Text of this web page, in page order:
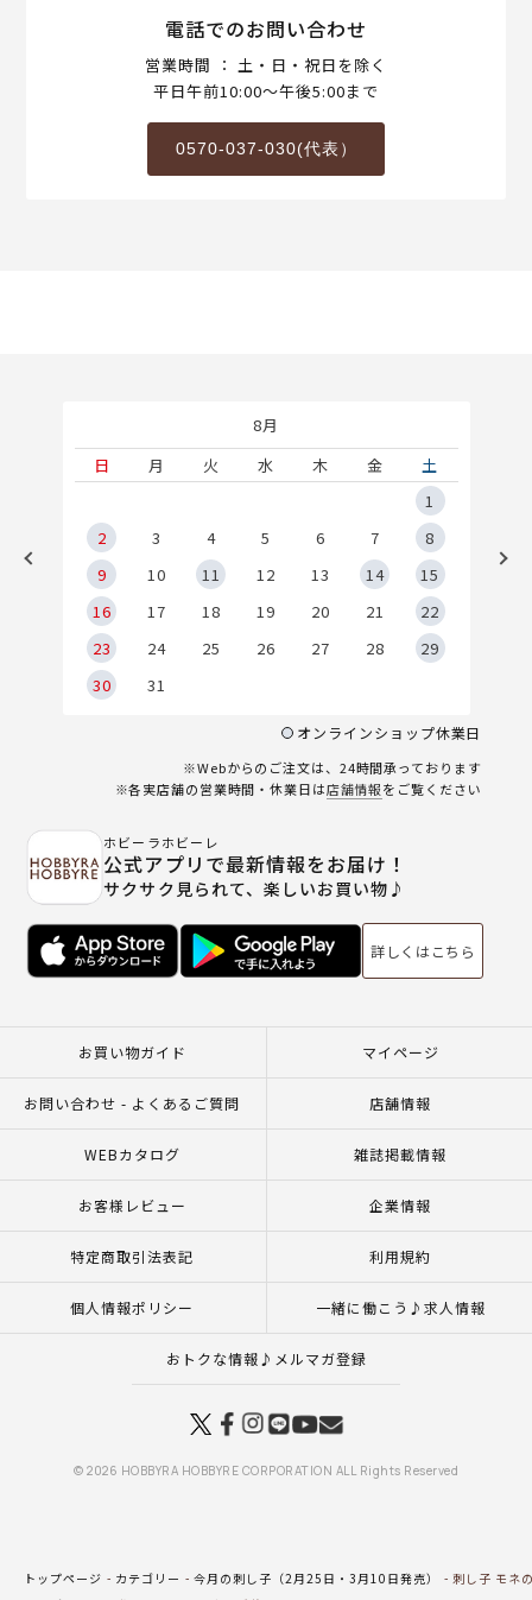
電話でのお問い合わせ
営業時間 ： 土・日・祝日を除く
平日午前10:00～午後5:00まで
0570-037-030(代表）
8月
日
月 火 水 木 金
土
1
2
3 4 5 6 7
8
9
10 11 12 13 14
15
16
17 18 19 20 21
22
23
24 25 26 27 28
29
30
31
オンラインショップ休業日
※Webからのご注文は、24時間承っております
※各実店舗の営業時間・休業日は店舗情報をご覧ください
ホビーラホビーレ
公式アプリで最新情報をお届け！
サクサク見られて、楽しいお買い物♪
詳しくはこちら
お買い物ガイド マイページ
お問い合わせ - よくあるご質問 店舗情報
WEBカタログ 雑誌掲載情報
お客様レビュー 企業情報
特定商取引法表記 利用規約
個人情報ポリシー 一緒に働こう♪求人情報
おトクな情報♪メルマガ登録
© 2026 HOBBYRA HOBBYRE CORPORATION ALL Rights Reserved
トップページ カテゴリー 今月の刺し子（2月25日・3月10日発売）
刺し子 モネ